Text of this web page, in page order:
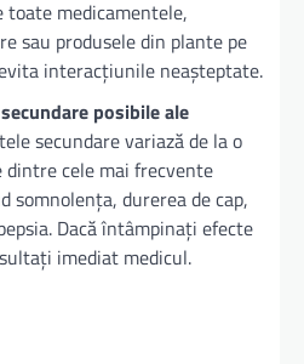
toate medicamentele,
sau produsele din plante pe
interacțiunile neașteptate.
posibile ale
secundare variază de la o
dintre cele mai frecvente
somnolența, durerea de cap,
Dacă întâmpinați efecte
imediat medicul.